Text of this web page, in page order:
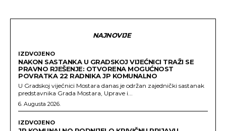
NAJNOVIJE
IZDVOJENO
NAKON SASTANKA U GRADSKOJ VIJEĆNICI TRAŽI SE
PRAVNO RJEŠENJE: OTVORENA MOGUĆNOST
POVRATKA 22 RADNIKA JP KOMUNALNO
U Gradskoj vijećnici Mostara danas je održan zajednički sastanak
predstavnika Grada Mostara, Uprave i...
6. Augusta 2026.
IZDVOJENO